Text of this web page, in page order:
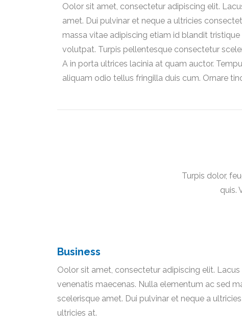
Oolor sit amet, consectetur adipiscing elit.
amet. Dui pulvinar et neque a ultricies
massa vitae adipiscing etiam id blandit
volutpat. Turpis pellentesque consectetur
A in porta ultrices lacinia at quam auctor.
aliquam odio tellus fringilla duis cum. Ornare
Turpis dolor,
quis.
Business
Oolor sit amet, consectetur adipiscing elit.
venenatis maecenas. Nulla elementum ac sed
scelerisque amet. Dui pulvinar et neque a
ultricies at. ​